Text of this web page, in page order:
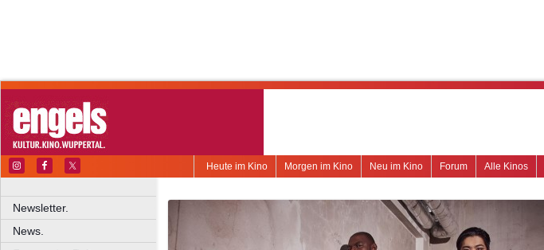
Alle Kinos
Forum
Neu im Kino
Morgen im Kino
Heute im Kino
Newsletter.
News.